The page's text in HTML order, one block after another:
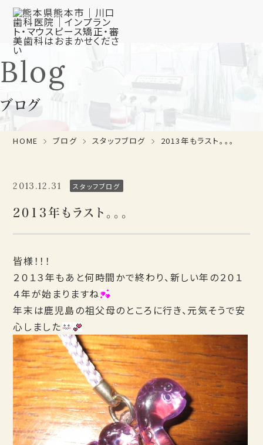
Blog
ブログ
HOME ブログ スタッフブログ 2013年もラスト。。。
2013.12.31 スタッフブログ
2013年もラスト。。。
皆様！！！
２０１３年もあと何時間かで終わり、新しい年の２０１
４年が始まりますね
年末は鹿児島の祖父母のところに行き、元気そうで安
心しました